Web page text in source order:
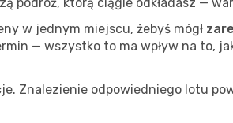
w jednym miejscu, żebyś mógł
— wszystko to ma wpływ na to,
Znalezienie odpowiedniego lotu